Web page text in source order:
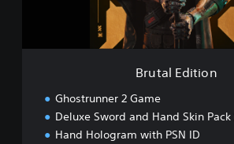
o
Brutal Edition
Ghostrunner 2 Game
Deluxe Sword and Hand Skin Pack
Hand Hologram with PSN ID